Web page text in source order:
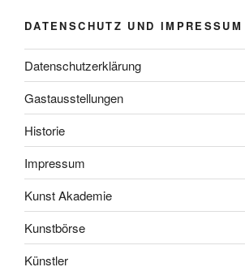
DATENSCHUTZ UND IMPRESSUM
Datenschutzerklärung
Gastausstellungen
Historie
Impressum
Kunst Akademie
Kunstbörse
Künstler